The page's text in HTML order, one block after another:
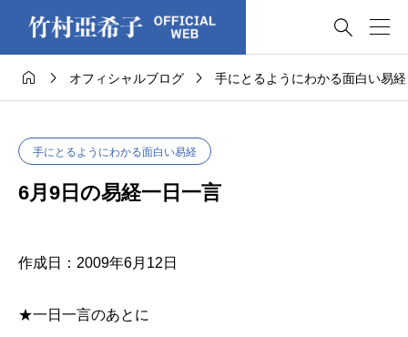

  オフィシャルブログ  手にとるようにわかる面白い易経
手にとるようにわかる面白い易経
6月9日の易経一日一言
作成日：2009年6月12日
★一日一言のあとに